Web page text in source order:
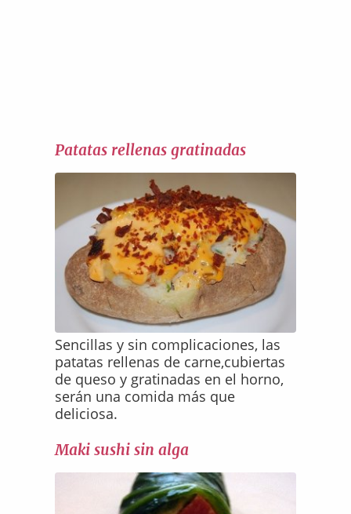
Patatas rellenas gratinadas
Sencillas y sin complicaciones, las
patatas rellenas de carne,cubiertas
de queso y gratinadas en el horno,
serán una comida más que
deliciosa.
Maki sushi sin alga